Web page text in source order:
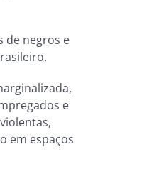
de negros e
e
em espaços